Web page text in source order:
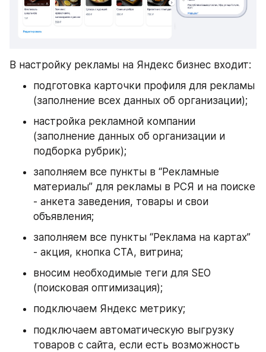
В настройку рекламы на Яндекс бизнес входит:
подготовка карточки профиля для рекламы
(заполнение всех данных об организации);
настройка рекламной компании
(заполнение данных об организации и
подборка рубрик);
заполняем все пункты в “Рекламные
материалы” для рекламы в РСЯ и на поиске
- анкета заведения, товары и свои
объявления;
заполняем все пункты “Реклама на картах”
- акция, кнопка CTA, витрина;
вносим необходимые теги для SEO
(поисковая оптимизация);
подключаем Яндекс метрику;
подключаем автоматическую выгрузку
товаров с сайта, если есть возможность